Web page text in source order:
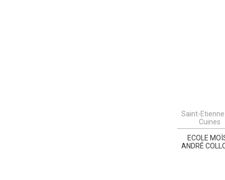
Saint-
Cuines
ECOLE
ANDRÉ